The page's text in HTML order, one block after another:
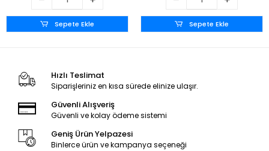
Sepete Ekle Sepete Ekle
Hızlı Teslimat
Siparişleriniz en kısa sürede elinize ulaşır.
Güvenli Alışveriş
Güvenli ve kolay ödeme sistemi
Geniş Ürün Yelpazesi
Binlerce ürün ve kampanya seçeneği